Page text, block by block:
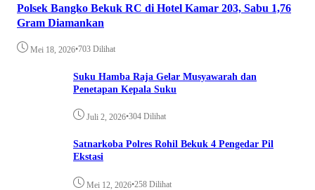
Polsek Bangko Bekuk RC di Hotel Kamar 203, Sabu 1,76
Gram Diamankan
Mei 18, 2026•703 Dilihat
Suku Hamba Raja Gelar Musyawarah dan
Penetapan Kepala Suku
Juli 2, 2026•304 Dilihat
Satnarkoba Polres Rohil Bekuk 4 Pengedar Pil
Ekstasi
Mei 12, 2026•258 Dilihat